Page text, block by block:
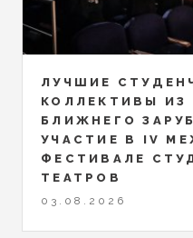
ЛУЧШИЕ
КОЛЛЕКТИВЫ ИЗ
БЛИЖНЕГО
УЧАСТИЕ В IV
ФЕСТИВАЛЕ
ТЕАТРОВ
03.08.2026